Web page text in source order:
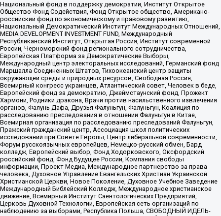
Национальный фонд в поддержку демократии, Институт Открытое
Общество Фонд Содействия, Фонд Открытое общество, Американо-
российский фонд по экономическому и правовому развитию,
Национальный Демократический Институт Международных Отношений,
MEDIA DEVELOPMENT INVESTMENT FUND, Международный
Республиканский Институт, Открытая Россия, Институт современной
России, Черноморский фонд регионального сотрудничества,
Европейская Платформа за Демократические Выборы,
Международный центр электоральных исследований, Германский фонд
Маршалла Соединенных Штатов, Тихоокеанский центр защиты
окружающей среды и природных ресурсов, Свободная Россия,
Всемирный конгресс украинцев, Атлантический совет, Человек в беде,
Европейский фонд за демократию, Джеймстаунский фонд, Прожект
Хармони, Родники дракона, Врачи против насильственного извлечения
органов, Фалунь Дафа, Друзья Фалуньгун, Фалуньгун, Коалиция по
расследованию преследования в отношении Фалуньгун в Китае,
Всемирная организация по расследованию преследований Фалуньгун,
Пражский гражданский центр, Ассоциация школ политических
исследований при Совете Европы, Центр либеральной современности,
Форум русскоязычных европейцев, Немецко-русский обмен, Бард
колледж, Европейский выбор, Фонд Ходорковского, Оксфордский
российский фонд, Фонд Будущее России, Компания свободы
информации, Проект Медиа, Международное партнерство за права
человека, Духовное Управление Евангельских Христиан Украинской
Христианской Церкви, Новое Поколение, Духовное Учебное Заведение
Международный Библейский Колледж, Международное христианское
движение, Всемирный Институт Саентологических Предприятий,
Церковь Духовной Технологии, Европейская сеть организаций по
наблюдению за выборами, Республика Польша, СВОБОДНЫЙ ИДЕЛЬ-